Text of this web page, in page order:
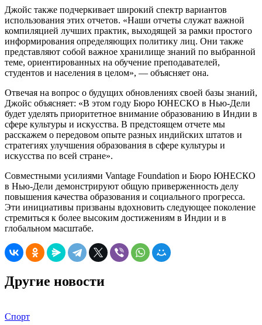
Джойс также подчеркивает широкий спектр вариантов
использования этих отчетов. «Наши отчеты служат важной
компиляцией лучших практик, выходящей за рамки простого
информирования определяющих политику лиц. Они также
представляют собой важное хранилище знаний по выбранной
теме, ориентированных на обучение преподавателей,
студентов и населения в целом», — объясняет она.
Отвечая на вопрос о будущих обновлениях своей базы знаний,
Джойс объясняет: «В этом году Бюро ЮНЕСКО в Нью-Дели
будет уделять приоритетное внимание образованию в Индии в
сфере культуры и искусства. В предстоящем отчете мы
расскажем о передовом опыте разных индийских штатов и
стратегиях улучшения образования в сфере культуры и
искусства по всей стране».
Совместными усилиями Vantage Foundation и Бюро ЮНЕСКО
в Нью-Дели демонстрируют общую приверженность делу
повышения качества образования и социального прогресса.
Эти инициативы призваны вдохновить следующее поколение
стремиться к более высоким достижениям в Индии и в
глобальном масштабе.
Другие новости
Спорт